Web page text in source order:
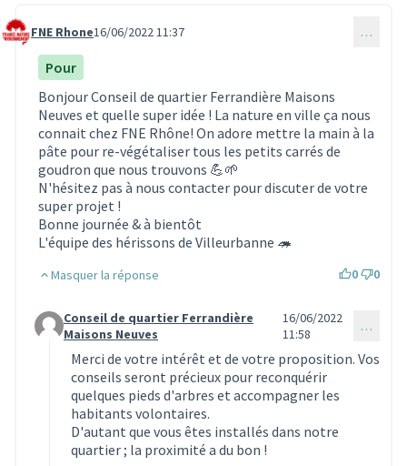
Commentaire 1805
FNE Rhone16/06/2022 11:37 …
Pour
Bonjour Conseil de quartier Ferrandière Maisons
Neuves et quelle super idée ! La nature en ville ça nous
connait chez FNE Rhône! On adore mettre la main à la
pâte pour re-végétaliser tous les petits carrés de
goudron que nous trouvons 💪🌱
N'hésitez pas à nous contacter pour discuter de votre
super projet !
Bonne journée & à bientôt
L'équipe des hérissons de Villeurbanne 🦔
Masquer la réponse 0 0
Commentaire 1807 (réponse au commentaire 1805)
Conseil de quartier Ferrandière
Maisons Neuves
16/06/2022
11:58
…
Merci de votre intérêt et de votre proposition. Vos
conseils seront précieux pour reconquérir
quelques pieds d'arbres et accompagner les
habitants volontaires.
D'autant que vous êtes installés dans notre
quartier ; la proximité a du bon !